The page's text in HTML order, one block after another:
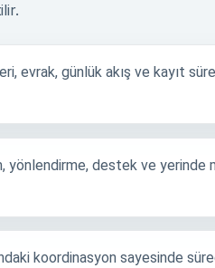
evrak, günlük akış ve kayıt
yönlendirme, destek ve yerinde
koordinasyon sayesinde